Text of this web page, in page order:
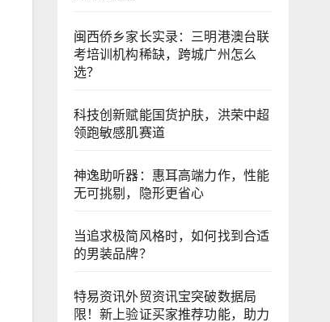
闽西侨乡家长实录：三明港澳台联
考培训机构稀缺，跨城广州怎么
选？
科技创新赋能国货护肤，洪荣中超
领跑敏感肌赛道
神逸助听器：惠耳高端力作，性能
无可挑剔，隐形更省心
当追求极简风格时，如何找到合适
的男装品牌？
特易资讯外贸资讯宝突破数据局
限！新上验证买家推荐功能，助力